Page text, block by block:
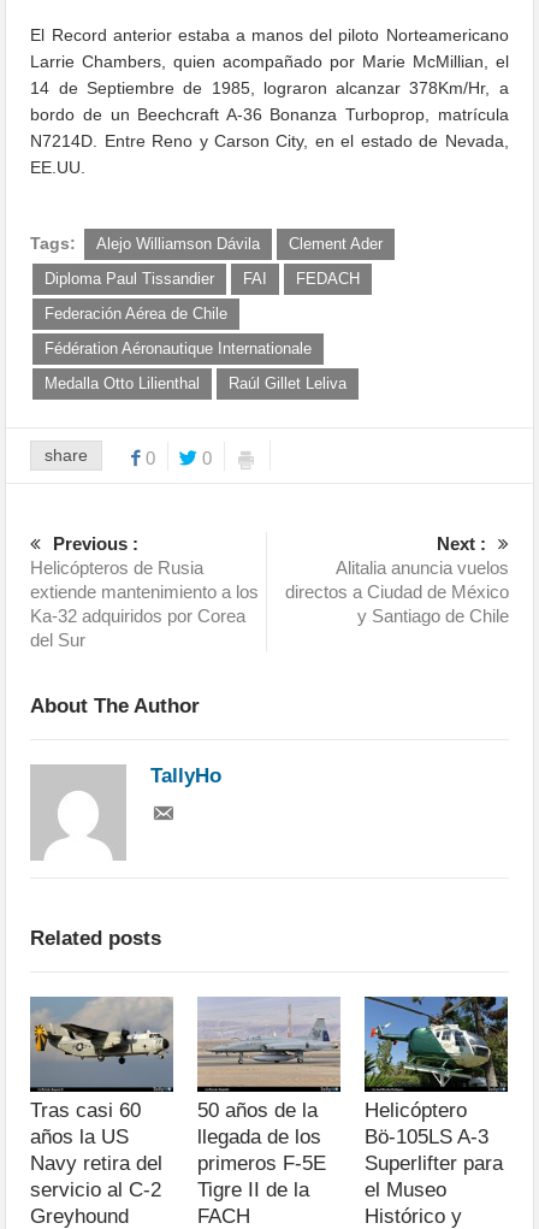
El Record anterior estaba a manos del piloto Norteamericano
Larrie Chambers, quien acompañado por Marie McMillian, el
14 de Septiembre de 1985, lograron alcanzar 378Km/Hr, a
bordo de un Beechcraft A-36 Bonanza Turboprop, matrícula
N7214D. Entre Reno y Carson City, en el estado de Nevada,
EE.UU.
Tags: Alejo Williamson Dávila
Clement Ader
Diploma Paul Tissandier
FAI
FEDACH
Federación Aérea de Chile
Fédération Aéronautique Internationale
Medalla Otto Lilienthal
Raúl Gillet Leliva
share 0 0
Previous :
Helicópteros de Rusia
extiende mantenimiento a los
Ka-32 adquiridos por Corea
del Sur
Next :
Alitalia anuncia vuelos
directos a Ciudad de México
y Santiago de Chile
About The Author
TallyHo
Related posts
Tras casi 60
años la US
Navy retira del
servicio al C-2
Greyhound
50 años de la
llegada de los
primeros F-5E
Tigre II de la
FACH
Helicóptero
Bö-105LS A-3
Superlifter para
el Museo
Histórico y